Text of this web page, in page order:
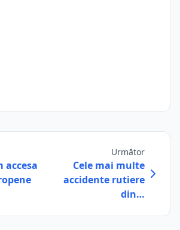
accesa
Următor
Cele mai multe
accidente rutiere
din…